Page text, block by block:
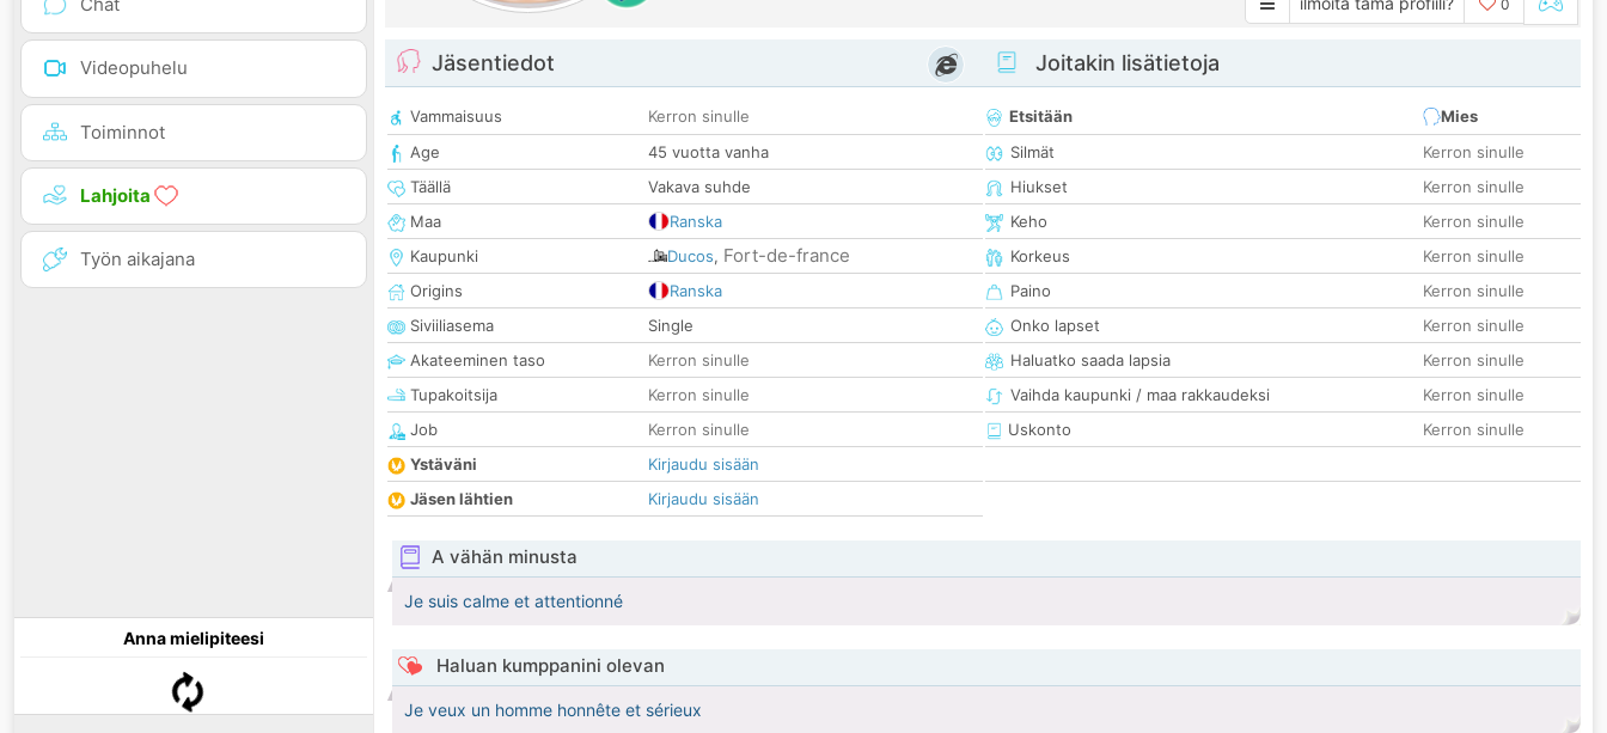
Videopuhelu
Toiminnot
Lahjoita
Työn aikajana
Anna mielipiteesi
0
Jäsentiedot
Vammaisuus
Kerron sinulle
Age
45 vuotta vanha
Täällä
Vakava suhde
Maa
Ranska
Kaupunki
Ducos, Fort-de-france
Origins
Ranska
Siviiliasema
Single
Akateeminen taso
Kerron sinulle
Tupakoitsija
Kerron sinulle
Job
Kerron sinulle
Ystäväni
Kirjaudu sisään
Jäsen lähtien
Kirjaudu sisään
Joitakin lisätietoja
Etsitään
Mies
Silmät
Kerron sinulle
Hiukset
Kerron sinulle
Keho
Kerron sinulle
Korkeus
Kerron sinulle
Paino
Kerron sinulle
Onko lapset
Kerron sinulle
Haluatko saada lapsia
Kerron sinulle
Vaihda kaupunki / maa rakkaudeksi
Kerron sinulle
Uskonto
Kerron sinulle
A vähän minusta
Je suis calme et attentionné
Haluan kumppanini olevan
Je veux un homme honnête et sérieux